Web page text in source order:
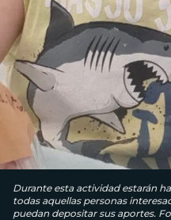
Durante esta actividad estarán
todas aquellas personas
puedan depositar sus aportes.